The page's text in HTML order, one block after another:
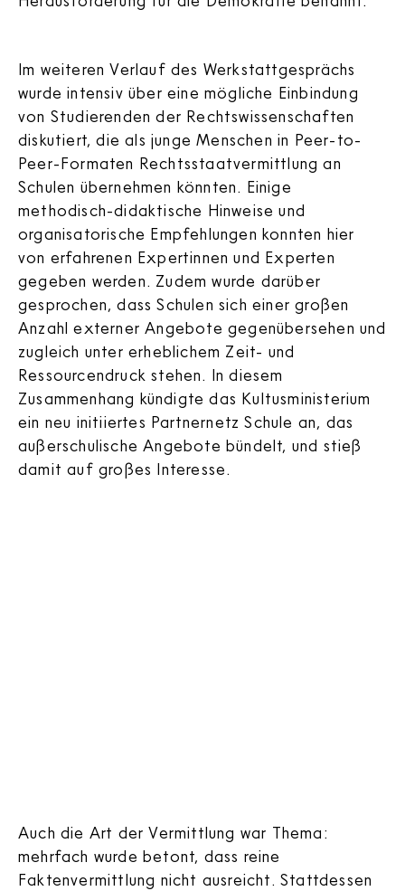
Im weiteren Verlauf des Werkstattgesprächs
wurde intensiv über eine mögliche Einbindung
von Studierenden der Rechtswissenschaften
diskutiert, die als junge Menschen in Peer-to-
Peer-Formaten Rechtsstaatvermittlung an
Schulen übernehmen könnten. Einige
methodisch-didaktische Hinweise und
organisatorische Empfehlungen konnten hier
von erfahrenen Expertinnen und Experten
gegeben werden. Zudem wurde darüber
gesprochen, dass Schulen sich einer großen
Anzahl externer Angebote gegenübersehen und
zugleich unter erheblichem Zeit- und
Ressourcendruck stehen. In diesem
Zusammenhang kündigte das Kultusministerium
ein neu initiiertes Partnernetz Schule an, das
außerschulische Angebote bündelt, und stieß
damit auf großes Interesse.
Auch die Art der Vermittlung war Thema:
mehrfach wurde betont, dass reine
Faktenvermittlung nicht ausreicht. Stattdessen